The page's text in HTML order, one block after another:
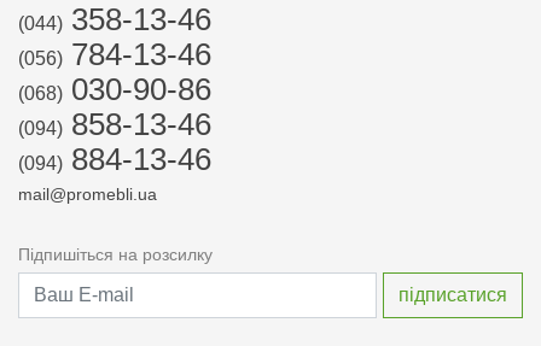
(044) 358-13-46
(056) 784-13-46
(068) 030-90-86
(094) 858-13-46
(094) 884-13-46
mail@promebli.ua
Підпишіться на розсилку